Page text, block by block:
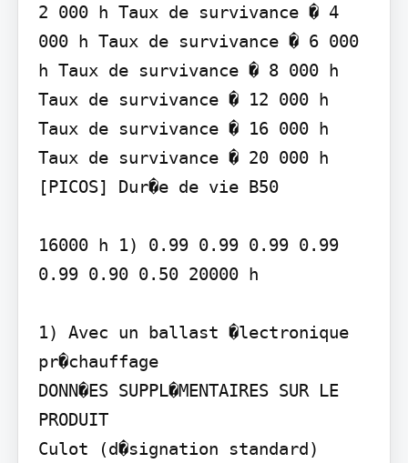
2 000 h Taux de survivance � 4
000 h Taux de survivance � 6 000
h Taux de survivance � 8 000 h
Taux de survivance � 12 000 h
Taux de survivance � 16 000 h
Taux de survivance � 20 000 h
[PICOS] Dur�e de vie B50
16000 h 1) 0.99 0.99 0.99 0.99
0.99 0.90 0.50 20000 h
1) Avec un ballast �lectronique
pr�chauffage
DONN�ES SUPPL�MENTAIRES SUR LE
PRODUIT
Culot (d�signation standard)